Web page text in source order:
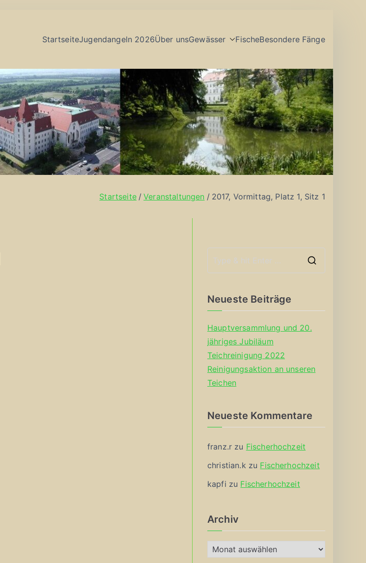
StartseiteJugendangeln 2026Über unsGewässer FischeBesondere Fänge
Startseite Veranstaltungen 2017, Vormittag, Platz 1, Sitz 1
Neueste Beiträge
Hauptversammlung und 20.
jähriges Jubiläum
Teichreinigung 2022
Reinigungsaktion an unseren
Teichen
Neueste Kommentare
franz.r zu Fischerhochzeit
christian.k zu Fischerhochzeit
kapfi zu Fischerhochzeit
Archiv
r